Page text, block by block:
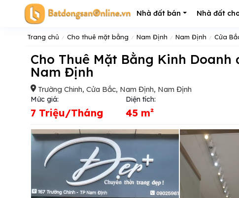
Nhà đất bán Nhà đất
Trang chủ Cho thuê mặt bằng Nam Định Nam Định Cửa
Cho Thuê Mặt Bằng Kinh Doanh đường Trường Chinh P Cửa Bắc TP
Nam Định
Trường Chinh, Cửa Bắc, Nam Định, Nam Định
Mức giá:
7 Triệu/Tháng
Diện tích:
45 m²